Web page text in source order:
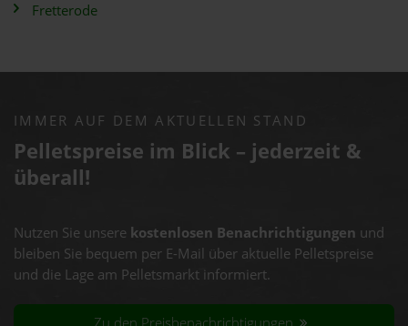
Fretterode
IMMER AUF DEM AKTUELLEN STAND
Pelletspreise im Blick – jederzeit &
überall!
Nutzen Sie unsere kostenlosen Benachrichtigungen und
bleiben Sie bequem per E-Mail über aktuelle Pelletspreise
und die Lage am Pelletsmarkt informiert.